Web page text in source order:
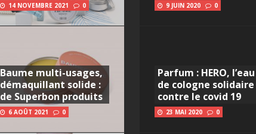
14 NOVEMBRE 2021 0
Baume multi-usages,
démaquillant solide :
de Superbon produits
6 AOÛT 2021 0
9 JUIN 2020 0
Parfum : HERO, l’eau
de cologne solidaire
contre le covid 19
23 MAI 2020 0